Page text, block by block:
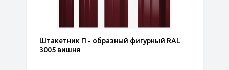
Штакетник П - образный фигурный RAL
3005 вишня